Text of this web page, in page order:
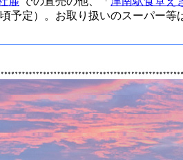
予定）。お取り扱いのスーパー等